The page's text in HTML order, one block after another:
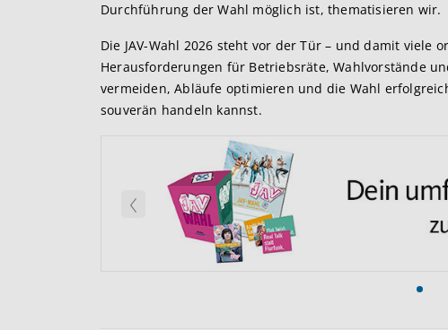
Durchführung der Wahl möglich ist, thematisieren wir.
Die JAV-Wahl 2026 steht vor der Tür – und damit viele
Herausforderungen für Betriebsräte, Wahlvorstände
vermeiden, Abläufe optimieren und die Wahl
souverän handeln kannst.